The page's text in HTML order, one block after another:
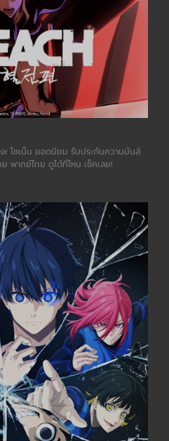
โชเน็น ยอดนิยม รับประกันความมันส์
พากย์ไทย ดูได้ที่ไหน เช็คเลย!